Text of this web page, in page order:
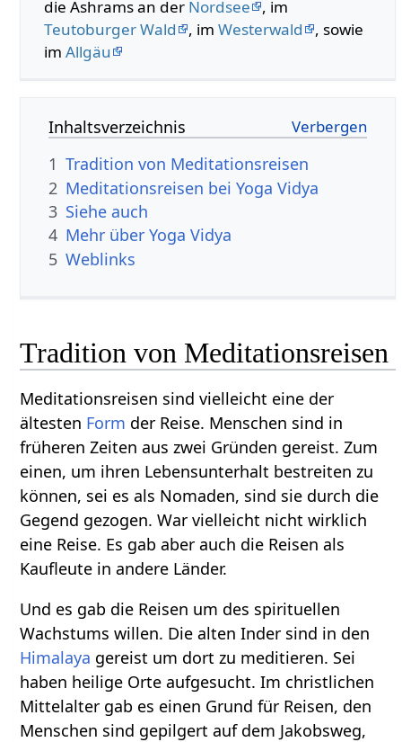
die Ashrams an der Nordsee
, im
Teutoburger Wald
, im Westerwald
, sowie
im Allgäu
Inhaltsverzeichnis
1 Tradition von Meditationsreisen
2 Meditationsreisen bei Yoga Vidya
3 Siehe auch
4 Mehr über Yoga Vidya
5 Weblinks
Tradition von Meditationsreisen
Meditationsreisen sind vielleicht eine der
ältesten Form der Reise. Menschen sind in
früheren Zeiten aus zwei Gründen gereist. Zum
einen, um ihren Lebensunterhalt bestreiten zu
können, sei es als Nomaden, sind sie durch die
Gegend gezogen. War vielleicht nicht wirklich
eine Reise. Es gab aber auch die Reisen als
Kaufleute in andere Länder.
Und es gab die Reisen um des spirituellen
Wachstums willen. Die alten Inder sind in den
Himalaya gereist um dort zu meditieren. Sei
haben heilige Orte aufgesucht. Im christlichen
Mittelalter gab es einen Grund für Reisen, den
Menschen sind gepilgert auf dem Jakobsweg,